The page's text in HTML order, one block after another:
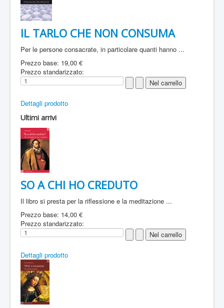
IL TARLO CHE NON CONSUMA
Per le persone consacrate, in particolare quanti hanno ...
Prezzo base: 19,00 €
Prezzo standarizzato:
Dettagli prodotto
Ultimi arrivi
SO A CHI HO CREDUTO
Il libro si presta per la riflessione e la meditazione ...
Prezzo base: 14,00 €
Prezzo standarizzato:
Dettagli prodotto